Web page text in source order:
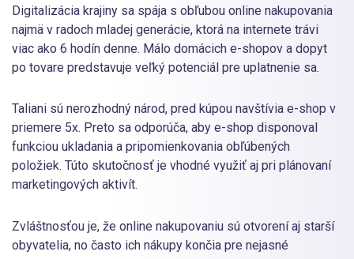
Digitalizácia krajiny sa spája s obľubou online nakupovania
najmä v radoch mladej generácie, ktorá na internete trávi
viac ako 6 hodín denne. Málo domácich e-shopov a dopyt
po tovare predstavuje veľký potenciál pre uplatnenie sa.
Taliani sú nerozhodný národ, pred kúpou navštívia e-shop v
priemere 5x. Preto sa odporúča, aby e-shop disponoval
funkciou ukladania a pripomienkovania obľúbených
položiek. Túto skutočnosť je vhodné využiť aj pri plánovaní
marketingových aktivít.
Zvláštnosťou je, že online nakupovaniu sú otvorení aj starší
obyvatelia, no často ich nákupy končia pre nejasné